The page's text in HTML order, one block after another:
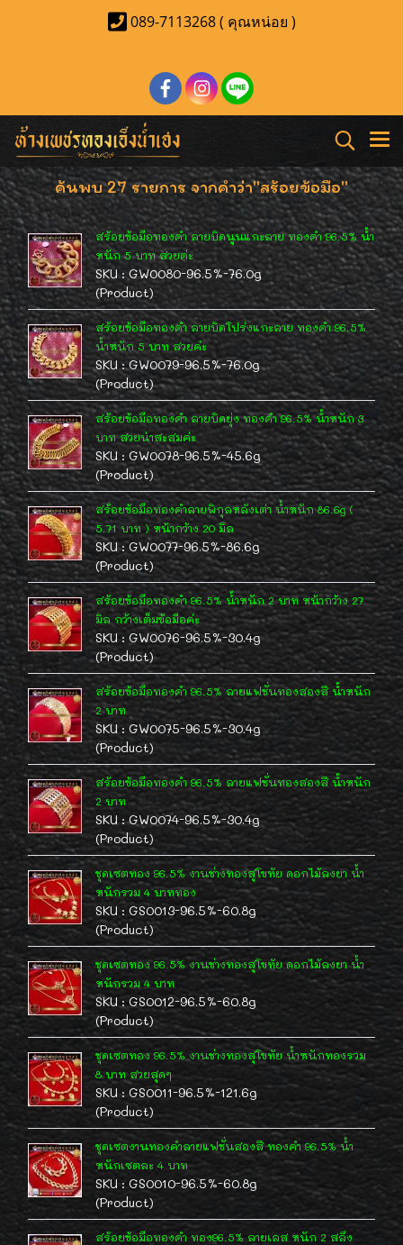
089-7113268 ( คุณหน่อย )
ค้นพบ 27 รายการ จากคำว่า"สร้อยข้อมือ"
สร้อยข้อมือทองคำ ลายบิดนูนแกะลาย ทองคำ 96.5% น้ำ
หนัก 5 บาท สวยค่ะ
SKU : GW0080-96.5%-76.0g
(Product)
สร้อยข้อมือทองคำ ลายบิดโปร่งแกะลาย ทองคำ 96.5%
น้ำหนัก 5 บาท สวยค่ะ
SKU : GW0079-96.5%-76.0g
(Product)
สร้อยข้อมือทองคำ ลายบิดยุ่ง ทองคำ 96.5% น้ำหนัก 3
บาท สวยน่าสะสมค่ะ
SKU : GW0078-96.5%-45.6g
(Product)
สร้อยข้อมือทองคำลายพิกุลหลังเต่า น้ำหนัก 86.6g (
5.71 บาท ) หน้ากว้าง 20 มิล
SKU : GW0077-96.5%-86.6g
(Product)
สร้อยข้อมือทองคำ 96.5% น้ำหนัก 2 บาท หน้ากว้าง 27
มิล กว้างเต็มข้อมือค่ะ
SKU : GW0076-96.5%-30.4g
(Product)
สร้อยข้อมือทองคำ 96.5% ลายแฟชั่นทองสองสี น้ำหนัก
2 บาท
SKU : GW0075-96.5%-30.4g
(Product)
สร้อยข้อมือทองคำ 96.5% ลายแฟชั่นทองสองสี น้ำหนัก
2 บาท
SKU : GW0074-96.5%-30.4g
(Product)
ชุดเซตทอง 96.5% งานช่างทองสุโขทัย ดอกไม้ลงยา น้ำ
หนักรวม 4 บาททอง
SKU : GS0013-96.5%-60.8g
(Product)
ชุดเซตทอง 96.5% งานช่างทองสุโขทัย ดอกไม้ลงยา น้ำ
หนักรวม 4 บาท
SKU : GS0012-96.5%-60.8g
(Product)
ชุดเซตทอง 96.5% งานช่างทองสุโขทัย น้ำหนักทองรวม
8 บาท สวยสุดๆ
SKU : GS0011-96.5%-121.6g
(Product)
ชุดเซตงานทองคำลายแฟชั่นสองสี ทองคำ 96.5% น้ำ
หนักเซตละ 4 บาท
SKU : GS0010-96.5%-60.8g
(Product)
สร้อยข้อมือทองคำ ทอง96.5% ลายเลส หนัก 2 สลึง